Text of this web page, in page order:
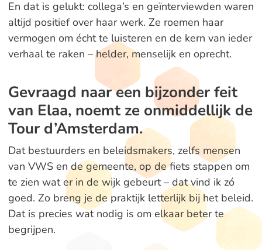
En dat is gelukt: collega’s en geïnterviewden waren
altijd positief over haar werk. Ze roemen haar
vermogen om écht te luisteren en de kern van ieder
verhaal te raken – helder, menselijk en oprecht.
Gevraagd naar een bijzonder feit
van Elaa, noemt ze onmiddellijk de
Tour d’Amsterdam.
Dat bestuurders en beleidsmakers, zelfs mensen
van VWS en de gemeente, op de fiets stappen om
te zien wat er in de wijk gebeurt – dat vind ik zó
goed. Zo breng je de praktijk letterlijk bij het beleid.
Dat is precies wat nodig is om elkaar beter te
begrijpen.